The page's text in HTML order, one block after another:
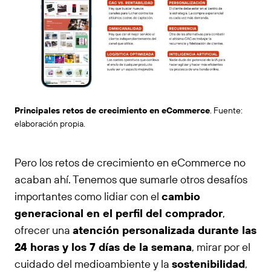
Principales retos de crecimiento en eCommerce. Fuente:
elaboración propia.
Pero los retos de crecimiento en eCommerce no
acaban ahí. Tenemos que sumarle otros desafíos
importantes como lidiar con el cambio
generacional en el perfil del comprador,
ofrecer una atención personalizada durante las
24 horas y los 7 días de la semana, mirar por el
cuidado del medioambiente y la sostenibilidad,